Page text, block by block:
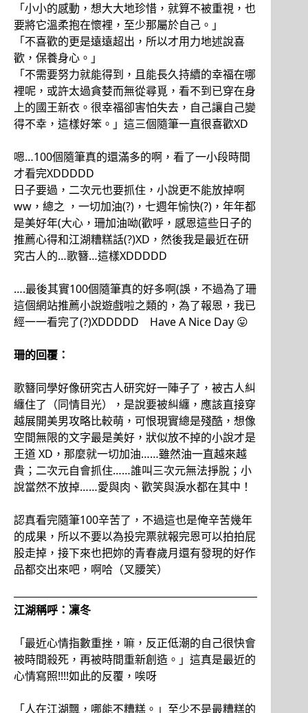
「小小的感動，想大大地珍惜，就算不被重視，也
要將它溫柔抱在懷裡，至少那屬於自己。」
「不喜歡的更是遠遠超出，所以才用力地述說喜
歡，保養身心。」
「不需要努力就能得到，且能長久持續的幸福在哪
裡呢，或許太過貪婪而無從尋覓，看不到已穿在身
上的國王新衣。很幸福卻害怕失去，自己讓自己變
得不幸，這樣好笨。」這三個隨筆一直很喜歡XD
嗯…100個隨筆真的還滿多的啊，看了一小段時間
才看完XDDDDD
日子要過，二次元也要抓住，小說更不能放掉啊
ww，總之 ，一切加油(?)，七週年愉快(?)，年年都
是美好年(大心，珊加油呦(歡呼，感恩這些日子的
推薦心得和江湖糟糕話(?)XD，然後我是最近在研
究古人的…歌簪…這樣XDDDDD
….最後其實100個隨筆真的好多啊(誤，不過為了珊
這個網站推薦小說遊戲啦之類的，為了報恩，我已
經一一看完了(?)XDDDDD Have A Nice Day 😛
珊的回覆：
歌簪同學好像研究古人研究好一陣子了，被古人糾
纏住了（同情目光），是說要被糾纏，應該直接穿
越展開美男攻略比較萌，可恨現實總是殘酷，想像
空間無限的文字最是美好，狀似放不掉的小說才是
王道 XD，那麼就一切加油……雖然油一直越來越
貴；二次元自會抓住……誰叫三次元無法掙脫；小
說當然不放掉……愛與肉、歡笑與淚水都在其中！
認真看完隨筆100辛苦了，不過這也是俺辛苦幾年
的成果，所以不要以為投完票就報完恩可以拍拍屁
股走掉，接下來也把妳的青春歲月還有發現的好作
品都交出來吧，啊哈（叉腰笑）
江湖稱呼：凜冬
「最近心情指數重挫，嘛，反正低潮的自己很快會
被時間殺死，再被時間重新創造。」這真是最近的
心情寫照!!!!如此的反覆，唉呀
「人在江湖飄，哪能不糟糕。」至少不是最糟糕的